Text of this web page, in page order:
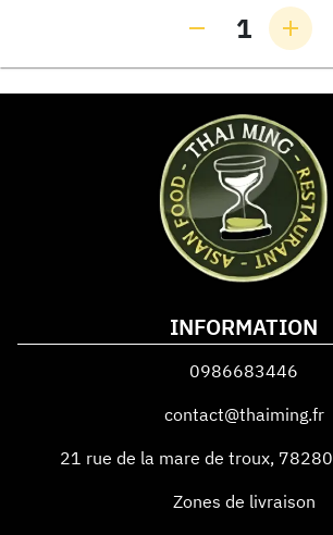
1
INFORMATION
0986683446
contact@thaiming.fr
21 rue de la mare de troux, 78280
Zones de livraison